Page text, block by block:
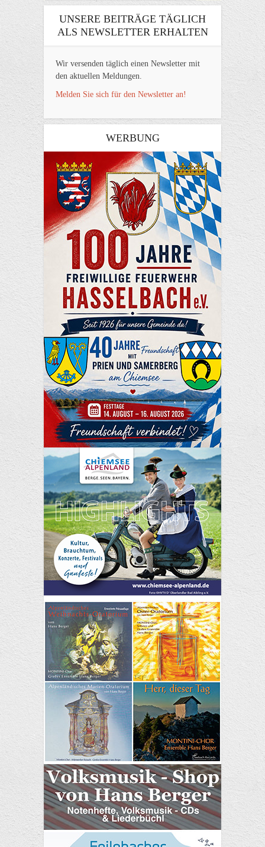
UNSERE BEITRÄGE TÄGLICH
ALS NEWSLETTER ERHALTEN
Wir versenden täglich einen Newsletter mit
den aktuellen Meldungen.
Melden Sie sich für den Newsletter an!
WERBUNG